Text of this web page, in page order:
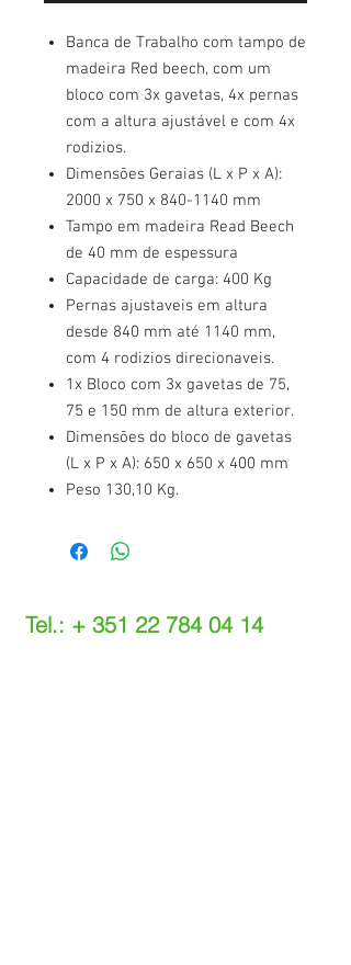
Banca de Trabalho com tampo de
madeira Red beech, com um
bloco com 3x gavetas, 4x pernas
com a altura ajustável e com 4x
rodizios.
Dimensões Geraias (L x P x A):
2000 x 750 x 840-1140 mm
Tampo em madeira Read Beech
de 40 mm de espessura
Capacidade de carga: 400 Kg
Pernas ajustaveis em altura
desde 840 mm até 1140 mm,
com 4 rodizios direcionaveis.
1x Bloco com 3x gavetas de 75,
75 e 150 mm de altura exterior.
Dimensões do bloco de gavetas
(L x P x A): 650 x 650 x 400 mm
Peso 130,10 Kg.
Tel.: + 351 22 784 04 14